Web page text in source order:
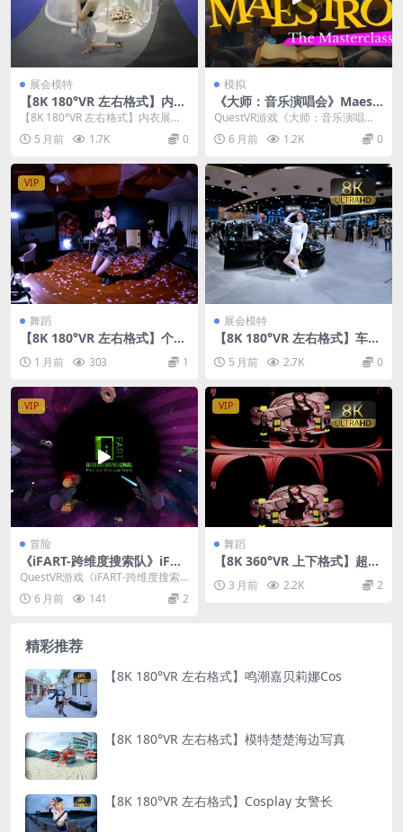
展会模特
【8K 180°VR 左右格式】内衣
展会模特 26022601
【8K 180°VR 左右格式】内衣展会
模特 26022601
5 月前 1.7K 0
模拟
《大师：音乐演唱会》Maestr
o 免费下载
QuestVR游戏《大师：音乐演唱
会》Maestro 是一款能让你在VR中
过足指...
6 月前 1.2K 0
VIP
舞蹈
【8K 180°VR 左右格式】个人
1 月前 303 1
展会模特
【8K 180°VR 左右格式】车展
5 月前 2.7K 0
VIP
冒险
《iFART-跨维度搜索队》iFAR
T- Interdimensional Find a
nd Retrieve Team
QuestVR游戏《iFART-跨维度搜索
队》iFART- Interdimen...
6 月前 141 2
VIP
舞蹈
【8K 360°VR 上下格式】超美
3 月前 2.2K 2
精彩推荐
【8K 180°VR 左右格式】鸣潮嘉贝莉娜Cos
【8K 180°VR 左右格式】模特楚楚海边写真
【8K 180°VR 左右格式】Cosplay 女警长